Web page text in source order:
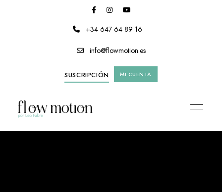
+34 647 64 89 16
info@flowmotion.es
SUSCRIPCIÓN MI CUENTA